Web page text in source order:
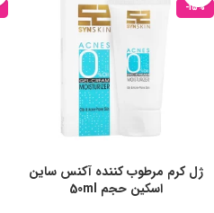
-15%
ژل کرم مرطوب کننده آکنس ساین
اسکین حجم 50ml